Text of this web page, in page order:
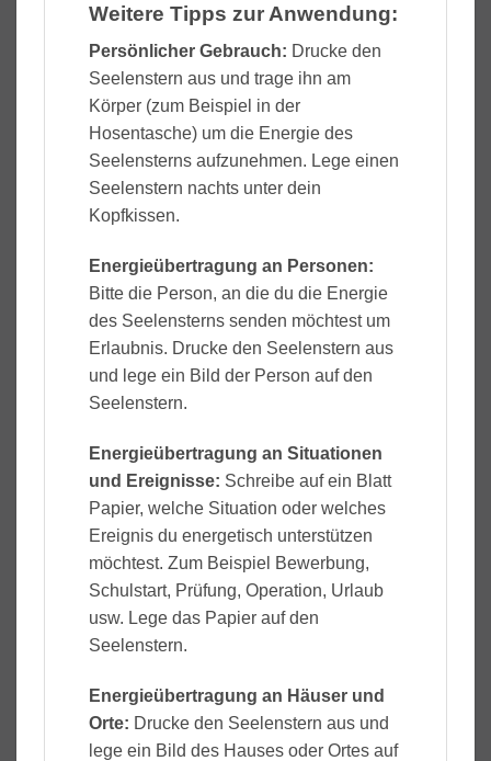
Weitere Tipps zur Anwendung:
Persönlicher Gebrauch: Drucke den
Seelenstern aus und trage ihn am
Körper (zum Beispiel in der
Hosentasche) um die Energie des
Seelensterns aufzunehmen. Lege einen
Seelenstern nachts unter dein
Kopfkissen.
Energieübertragung an Personen:
Bitte die Person, an die du die Energie
des Seelensterns senden möchtest um
Erlaubnis. Drucke den Seelenstern aus
und lege ein Bild der Person auf den
Seelenstern.
Energieübertragung an Situationen
und Ereignisse: Schreibe auf ein Blatt
Papier, welche Situation oder welches
Ereignis du energetisch unterstützen
möchtest. Zum Beispiel Bewerbung,
Schulstart, Prüfung, Operation, Urlaub
usw. Lege das Papier auf den
Seelenstern.
Energieübertragung an Häuser und
Orte: Drucke den Seelenstern aus und
lege ein Bild des Hauses oder Ortes auf